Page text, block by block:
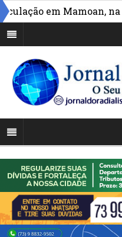
em Mamoan, na zona